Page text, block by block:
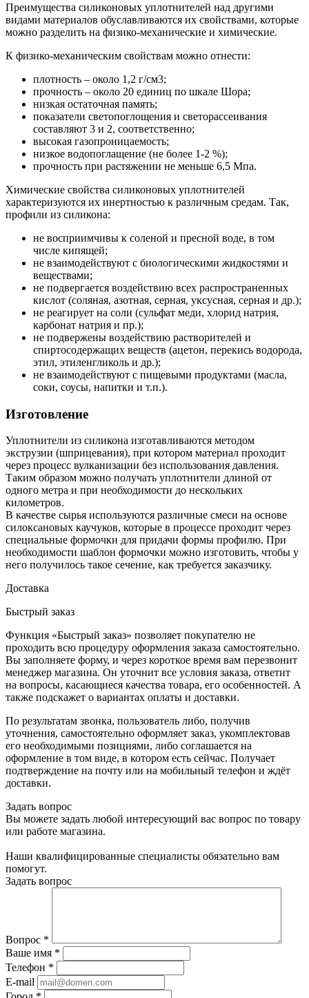
Преимущества силиконовых уплотнителей над другими
видами материалов обуславливаются их свойствами, которые
можно разделить на физико-механические и химические.
К физико-механическим свойствам можно отнести:
плотность – около 1,2 г/см3;
прочность – около 20 единиц по шкале Шора;
низкая остаточная память;
показатели светопоглощения и светорассеивания
составляют 3 и 2, соответственно;
высокая газопроницаемость;
низкое водопоглащение (не более 1-2 %);
прочность при растяжении не меньше 6,5 Мпа.
Химические свойства силиконовых уплотнителей
характеризуются их инертностью к различным средам. Так,
профили из силикона:
не восприимчивы к соленой и пресной воде, в том
числе кипящей;
не взаимодействуют с биологическими жидкостями и
веществами;
не подвергается воздействию всех распространенных
кислот (соляная, азотная, серная, уксусная, серная и др.);
не реагирует на соли (сульфат меди, хлорид натрия,
карбонат натрия и пр.);
не подвержены воздействию растворителей и
спиртосодержащих веществ (ацетон, перекись водорода,
этил, этиленгликоль и др.);
не взаимодействуют с пищевыми продуктами (масла,
соки, соусы, напитки и т.п.).
Изготовление
Уплотнители из силикона изготавливаются методом
экструзии (шприцевания), при котором материал проходит
через процесс вулканизации без использования давления.
Таким образом можно получать уплотнители длиной от
одного метра и при необходимости до нескольких
километров.
В качестве сырья используются различные смеси на основе
силоксановых каучуков, которые в процессе проходит через
специальные формочки для придачи формы профилю. При
необходимости шаблон формочки можно изготовить, чтобы у
него получилось такое сечение, как требуется заказчику.
Доставка
Быстрый заказ
Функция «Быстрый заказ» позволяет покупателю не
проходить всю процедуру оформления заказа самостоятельно.
Вы заполняете форму, и через короткое время вам перезвонит
менеджер магазина. Он уточнит все условия заказа, ответит
на вопросы, касающиеся качества товара, его особенностей. А
также подскажет о вариантах оплаты и доставки.
По результатам звонка, пользователь либо, получив
уточнения, самостоятельно оформляет заказ, укомплектовав
его необходимыми позициями, либо соглашается на
оформление в том виде, в котором есть сейчас. Получает
подтверждение на почту или на мобильный телефон и ждёт
доставки.
Задать вопрос
Вы можете задать любой интересующий вас вопрос по товару
или работе магазина.
Наши квалифицированные специалисты обязательно вам
помогут.
Задать вопрос
Вопрос *
Ваше имя *
Телефон *
E-mail